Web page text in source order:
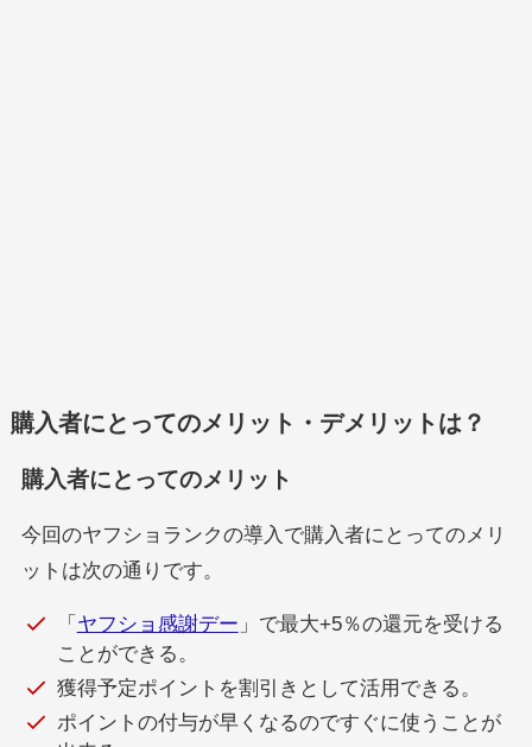
購入者にとってのメリット・デメリットは？
購入者にとってのメリット
今回のヤフショランクの導入で購入者にとってのメリ
ットは次の通りです。
「 ヤフショ感謝デー 」で最大+5％の還元を受ける
ことができる。
獲得予定ポイントを割引きとして活用できる。
ポイントの付与が早くなるのですぐに使うことが